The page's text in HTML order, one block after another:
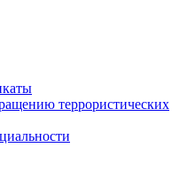
террористических